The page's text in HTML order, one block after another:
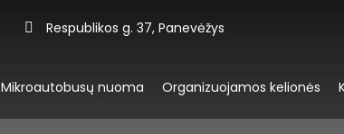
Respublikos g. 37, Panevėžys
Mikroautobusų nuoma Organizuojamos kelionės